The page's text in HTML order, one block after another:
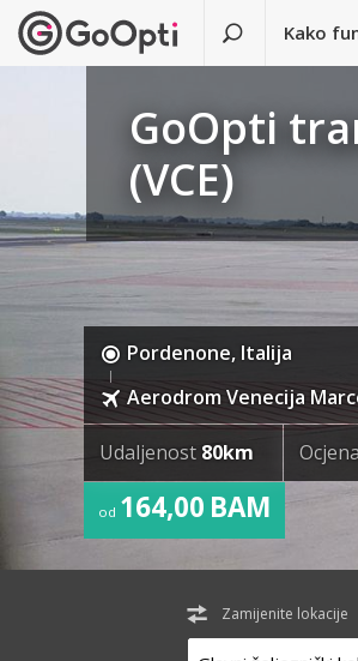
Kako
GoOpti
(VCE)
Pordenone, Italija
Aerodrom Venecija
Udaljenost 80km
od 164,00 BAM
Zamijenite lokacije